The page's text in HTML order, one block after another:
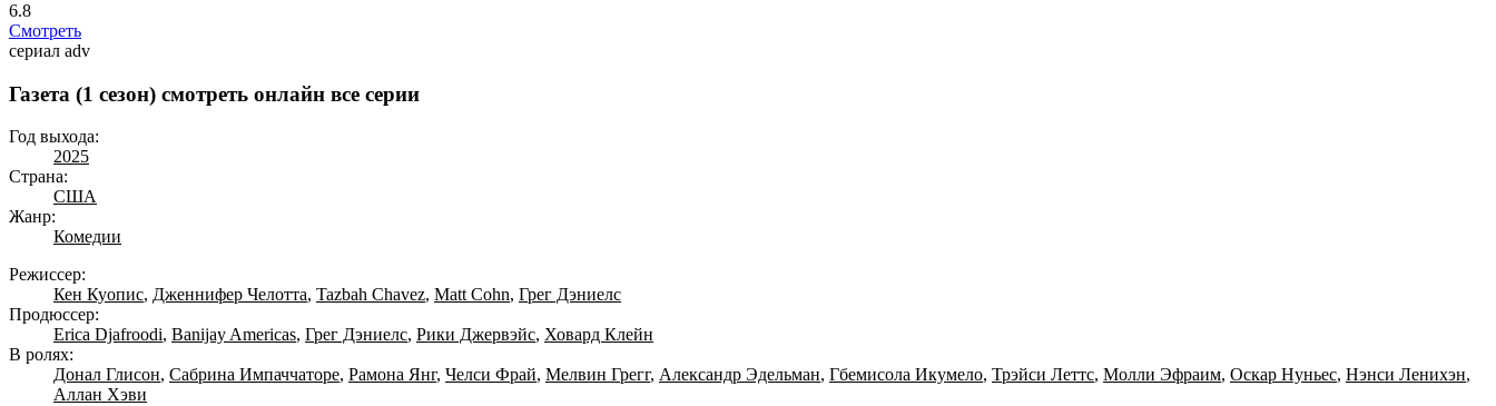
6.8
Смотреть
сериал adv
Газета (1 сезон) смотреть онлайн все серии
Год выхода:
2025
Страна:
США
Жанр:
Комедии
Режиссер:
Кен Куопис, Дженнифер Челотта, Tazbah Chavez, Matt Cohn, Грег Дэниелс
Продюссер:
Erica Djafroodi, Banijay Americas, Грег Дэниелс, Рики Джервэйс, Ховард Клейн
В ролях:
Донал Глисон, Сабрина Импаччаторе, Рамона Янг, Челси Фрай, Мелвин Грегг, Александр Эдельман, Гбемисола Икумело, Трэйси Леттс, Молли Эфраим, Оскар Нуньес, Нэнси Ленихэн,
Аллан Хэви